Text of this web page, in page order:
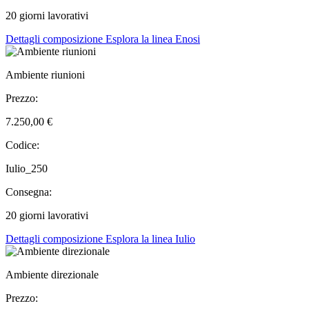
20 giorni lavorativi
Dettagli composizione Esplora la linea Enosi
Ambiente riunioni
Prezzo:
7.250,00 €
Codice:
Iulio_250
Consegna:
20 giorni lavorativi
Dettagli composizione Esplora la linea Iulio
Ambiente direzionale
Prezzo: